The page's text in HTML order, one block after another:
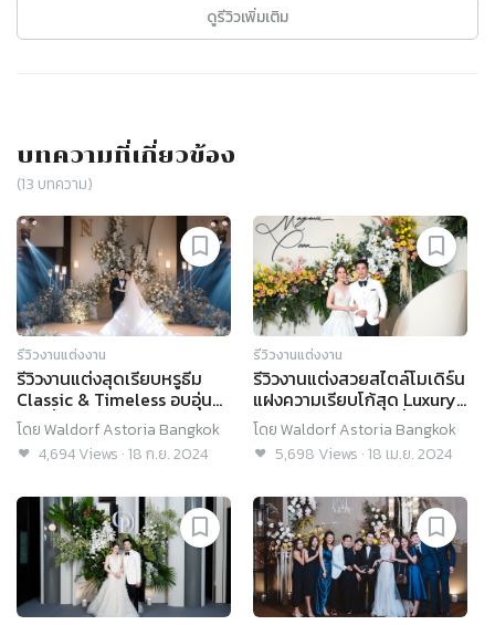
ดูรีวิวเพิ่มเติม
บทความที่เกี่ยวข้อง
(13 บทความ)
รีวิวงานแต่งงาน
รีวิวงานแต่งสุดเรียบหรูธีม
Classic & Timeless อบอุ่น
ซาบซึ้งกับความใส่ใจของบ่าว
สาว @Waldorf Astoria
Bangkok
โดยWaldorf Astoria Bangkok
4,694Views ·18 ก.ย. 2024
รีวิวงานแต่งงาน
รีวิวงานแต่งสวยสไตล์โมเดิร์น
แฝงความเรียบโก้สุด Luxury
กับบรรยากาศอบอุ่นที่เต็มไป
ด้วยรัก @Waldorf Astoria
Bangkok
โดยWaldorf Astoria Bangkok
5,698 Views ·18 เม.ย. 2024